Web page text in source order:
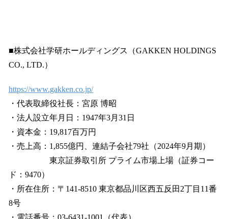
■株式会社学研ホールディングス（GAKKEN HOLDINGS
CO., LTD.）
https://www.gakken.co.jp/
・代表取締役社長：宮原 博昭
・法人設立年月日：1947年3月31日
・資本金：19,817百万円
・売上高：1,855億円、連結子会社79社（2024年9月期）
東京証券取引所 プライム市場上場（証券コー
ド：9470）
・所在住所：〒141-8510 東京都品川区西五反田2丁目11番
8号